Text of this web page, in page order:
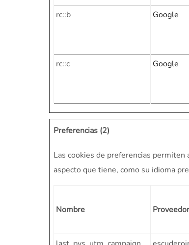
rc::b Google
rc::c
Google
Preferencias (2)
Las cookies de preferencias
aspecto que tiene, como su idioma
Nombre Proveedor